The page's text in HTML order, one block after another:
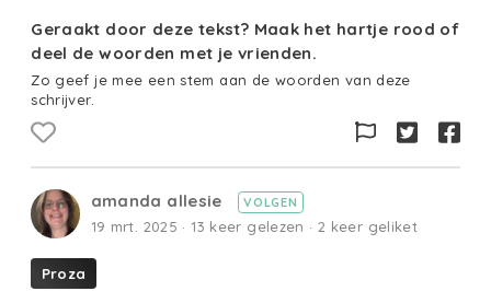
Geraakt door deze tekst? Maak het hartje rood of
deel de woorden met je vrienden.
Zo geef je mee een stem aan de woorden van deze
schrijver.
amanda allesie VOLGEN
19 mrt. 2025 · 13 keer gelezen · 2 keer geliket
Proza